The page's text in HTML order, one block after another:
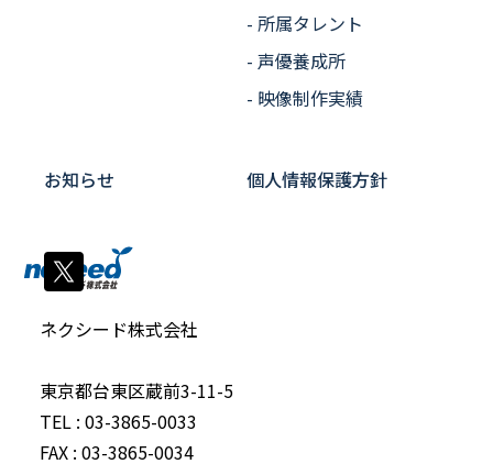
ネクシード株式会社
東京都台東区蔵前3-11-5
TEL : 03-3865-0033
FAX : 03-3865-0034
- 所属タレント
- 声優養成所
- 映像制作実績
お知らせ 個人情報保護方針